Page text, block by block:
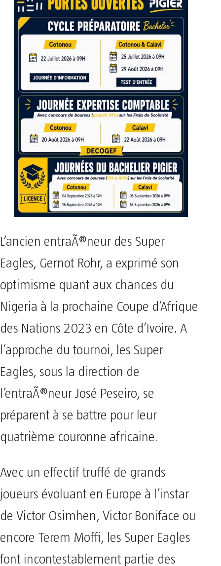
L’ancien entraÃ®neur des Super
Eagles, Gernot Rohr, a exprimé son
optimisme quant aux chances du
Nigeria à la prochaine Coupe d’Afrique
des Nations 2023 en Côte d’Ivoire. A
l’approche du tournoi, les Super
Eagles, sous la direction de
l’entraÃ®neur José Peseiro, se
préparent à se battre pour leur
quatrième couronne africaine.
Avec un effectif truffé de grands
joueurs évoluant en Europe à l’instar
de Victor Osimhen, Victor Boniface ou
encore Terem Moffi, les Super Eagles
font incontestablement partie des